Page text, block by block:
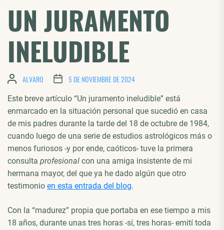
UN JURAMENTO
INELUDIBLE
ALVARO 5 DE NOVIEMBRE DE 2024
Este breve artículo “Un juramento ineludible” está
enmarcado en la situación personal que sucedió en casa
de mis padres durante la tarde del 18 de octubre de 1984,
cuando luego de una serie de estudios astrológicos más o
menos furiosos -y por ende, caóticos- tuve la primera
consulta profesional con una amiga insistente de mi
hermana mayor, del que ya he dado algún que otro
testimonio en esta entrada del blog.
Con la “madurez” propia que portaba en ese tiempo a mis
18 años, durante unas tres horas -sí, tres horas- emití toda